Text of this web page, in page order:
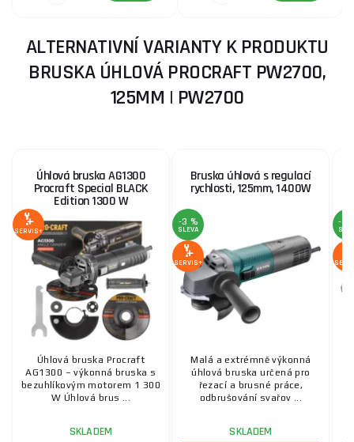
ALTERNATIVNÍ VARIANTY K PRODUKTU
BRUSKA ÚHLOVÁ PROCRAFT PW2700,
125MM | PW2700
Úhlová bruska AG1300
Procraft Special BLACK
Edition 1300 W
SERVIS+
Úhlová bruska Procraft
AG1300 – výkonná bruska s
bezuhlíkovým motorem 1 300
W Úhlová brus ...
SKLADEM
Bruska úhlová s regulací
rychlosti, 125mm, 1400W
-3 %
SLEVA
SERVIS+
Malá a extrémně výkonná
úhlová bruska určená pro
řezací a brusné práce,
odbrušování svařov ...
SKLADEM
-3